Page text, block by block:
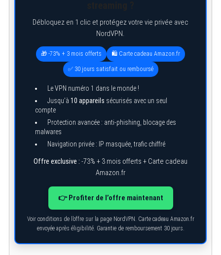
Débloquez en 1 clic et protégez votre vie privée avec
NordVPN.
🎁 -73% + 3 mois offerts 🛍️ Carte cadeau Amazon.fr
✅ 30 jours satisfait ou remboursé
Le VPN numéro 1 dans le monde !
Jusqu’à 10 appareils sécurisés avec un seul
compte
Protection avancée : anti-phishing, blocage des
malwares
Navigation privée : IP masquée, trafic chiffré
Offre exclusive : -73% + 3 mois offerts + Carte cadeau
Amazon.fr
👉 Profiter de l’offre maintenant
Voir conditions de l’offre sur la page NordVPN. Carte cadeau Amazon.fr
envoyée après éligibilité. Garantie de remboursement 30 jours.